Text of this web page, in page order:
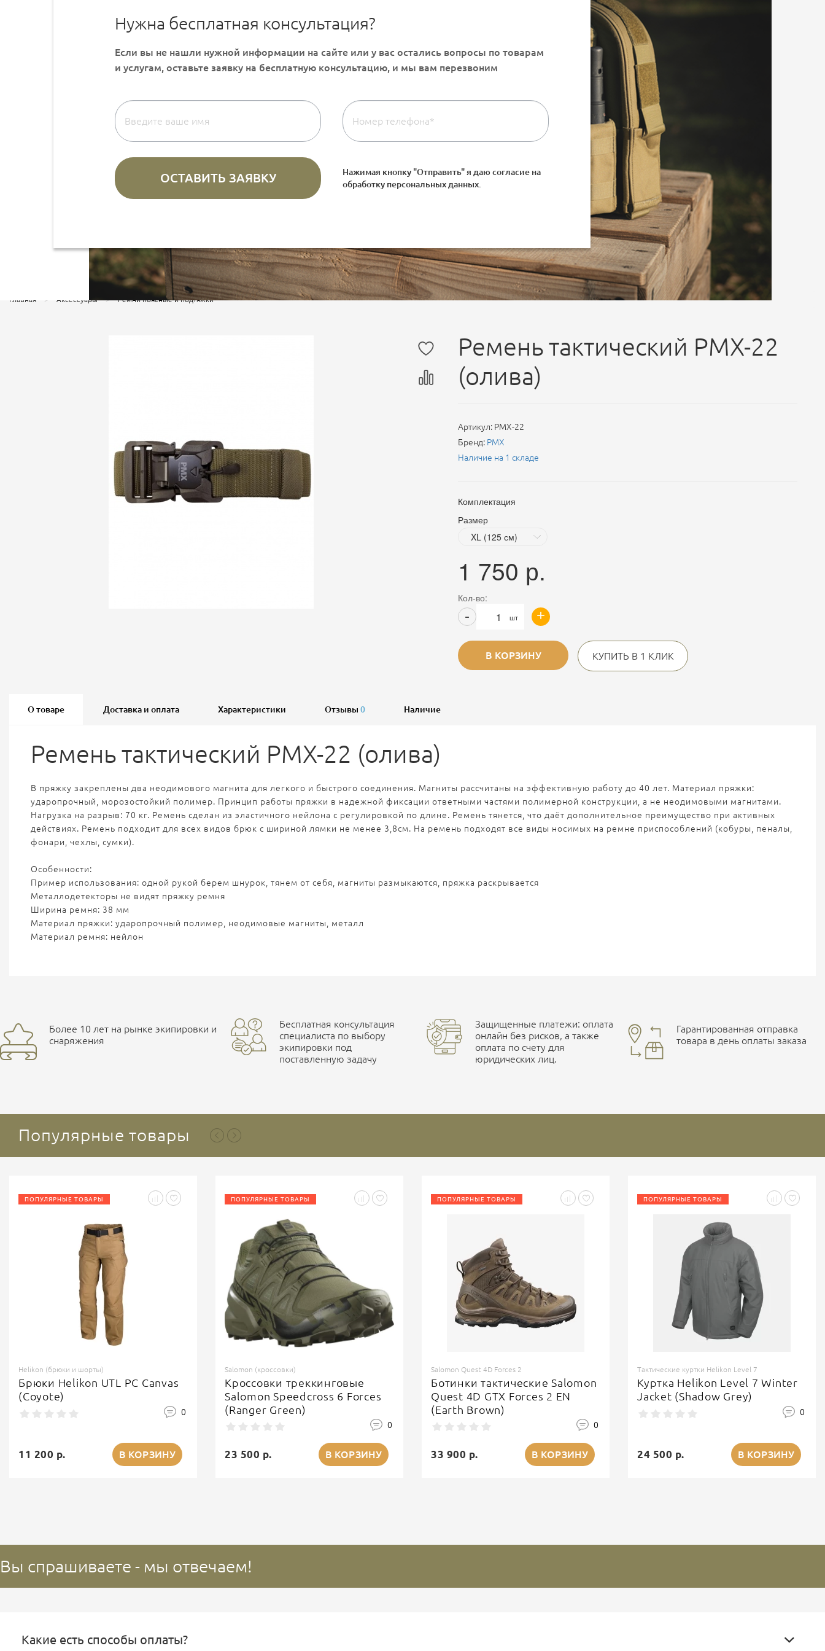
Нужна бесплатная консультация?
Нажимая кнопку "Отправить" я даю согласие на
обработку персональных данных
Главная Аксессуары Ремни поясные и подтяжки
Ремень тактический PMX-22
(олива)
Артикул: PMX-22
Бренд: PMX
Наличие на 1 складе
Комплектация
Размер
1 750 р.
Кол-во:
шт +
-
В КОРЗИНУ КУПИТЬ В 1 КЛИК
О товаре Доставка и оплата Характеристики Отзывы 0 Наличие
Ремень тактический PMX-22 (олива)
В пряжку закреплены два неодимового магнита для легкого и быстрого соединения. Магниты рассчитаны на эффективную работу до 40 лет. Материал пряжки:
ударопрочный, морозостойкий полимер. Принцип работы пряжки в надежной фиксации ответными частями полимерной конструкции, а не неодимовыми магнитами.
Нагрузка на разрыв: 70 кг. Ремень сделан из эластичного нейлона с регулировкой по длине. Ремень тянется, что даёт дополнительное преимущество при активных
действиях. Ремень подходит для всех видов брюк с шириной лямки не менее 3,8см. На ремень подходят все виды носимых на ремне приспособлений (кобуры, пеналы,
фонари, чехлы, сумки).
Особенности:
Пример использования: одной рукой берем шнурок, тянем от себя, магниты размыкаются, пряжка раскрывается
Металлодетекторы не видят пряжку ремня
Ширина ремня: 38 мм
Материал пряжки: ударопрочный полимер, неодимовые магниты, металл
Материал ремня: нейлон
Более 10 лет на рынке экипировки и
снаряжения
Бесплатная консультация
специалиста по выбору
экипировки под
поставленную задачу
Защищенные платежи: оплата
онлайн без рисков, а также
оплата по счету для
юридических лиц.
Гарантированная отправка
товара в день оплаты заказа
Популярные товары
ПОПУЛЯРНЫЕ ТОВАРЫ
Helikon (брюки и шорты)
Брюки Helikon UTL PC Canvas
(Coyote)
0
11 200 р. В КОРЗИНУ
ПОПУЛЯРНЫЕ ТОВАРЫ
Salomon (кроссовки)
Кроссовки треккинговые
Salomon Speedcross 6 Forces
(Ranger Green)
0
23 500 р. В КОРЗИНУ
ПОПУЛЯРНЫЕ ТОВАРЫ
Salomon Quest 4D Forces 2
Ботинки тактические Salomon
Quest 4D GTX Forces 2 EN
(Earth Brown)
0
33 900 р. В КОРЗИНУ
ПОПУЛЯРНЫЕ ТОВАРЫ
Тактические куртки Helikon Level 7
Куртка Helikon Level 7 Winter
Jacket (Shadow Grey)
0
24 500 р. В КОРЗИНУ
Вы спрашиваете - мы отвечаем!
Какие есть способы оплаты?